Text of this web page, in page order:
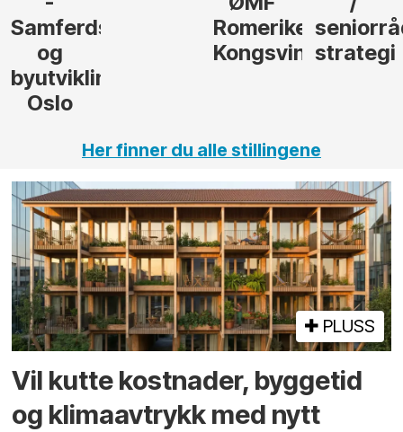
Kongsvinger
seniorrådgiver
strategi
i Gulen
Her finner du alle stillingene
PLUSS
Vil kutte kostnader, byggetid
og klima­avtrykk med nytt